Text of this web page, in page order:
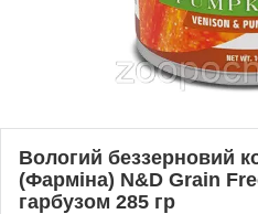
Вологий беззерновий
(Фарміна) N&D Grain
гарбузом 285 гр